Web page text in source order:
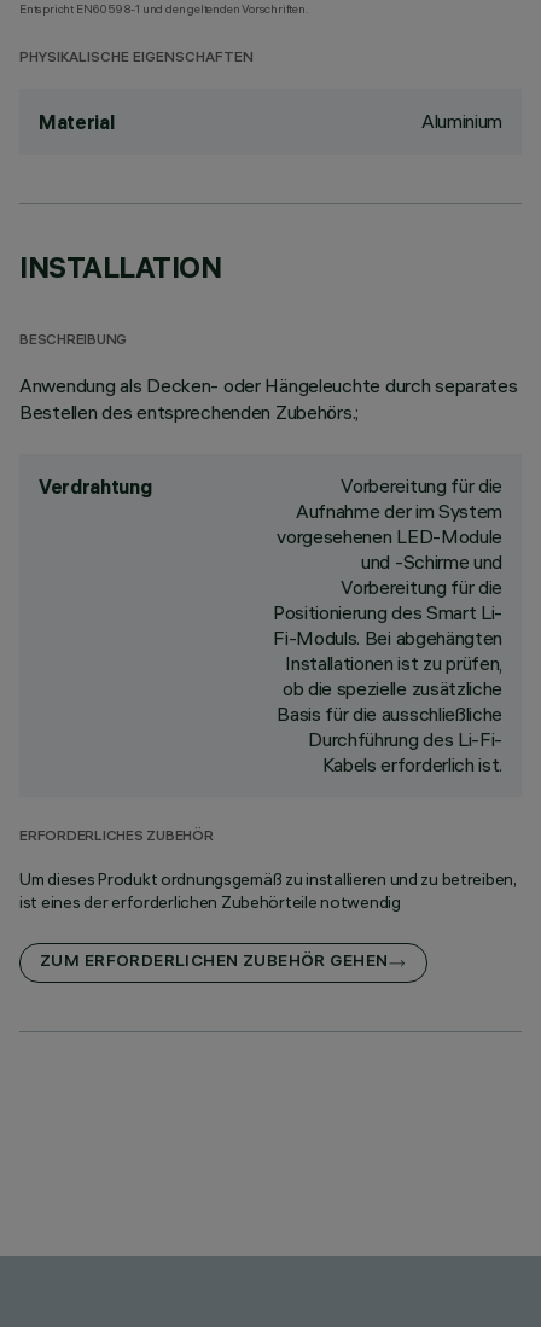
Entspricht EN60598-1 und den geltenden Vorschriften.
PHYSIKALISCHE EIGENSCHAFTEN
Material Aluminium
INSTALLATION
BESCHREIBUNG
Anwendung als Decken- oder Hängeleuchte durch separates
Bestellen des entsprechenden Zubehörs.;
Verdrahtung
Vorbereitung für die
Aufnahme der im System
vorgesehenen LED-Module
und -Schirme und
Vorbereitung für die
Positionierung des Smart Li-
Fi-Moduls. Bei abgehängten
Installationen ist zu prüfen,
ob die spezielle zusätzliche
Basis für die ausschließliche
Durchführung des Li-Fi-
Kabels erforderlich ist.
ERFORDERLICHES ZUBEHÖR
Um dieses Produkt ordnungsgemäß zu installieren und zu betreiben,
ist eines der erforderlichen Zubehörteile notwendig
ZUM ERFORDERLICHEN ZUBEHÖR GEHEN